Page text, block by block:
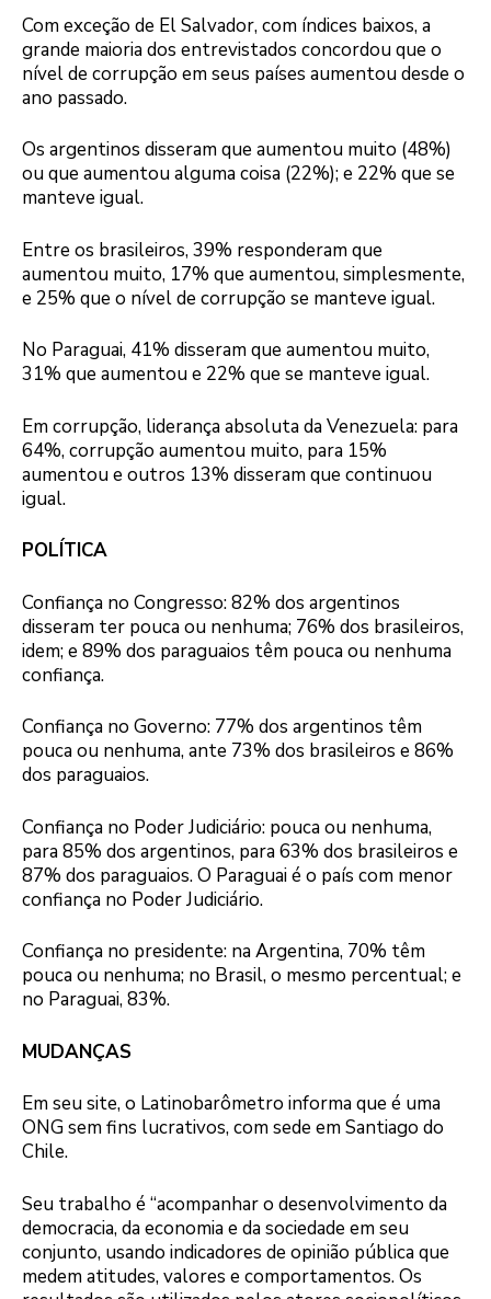
Com exceção de El Salvador, com índices baixos, a
grande maioria dos entrevistados concordou que o
nível de corrupção em seus países aumentou desde o
ano passado.
Os argentinos disseram que aumentou muito (48%)
ou que aumentou alguma coisa (22%); e 22% que se
manteve igual.
Entre os brasileiros, 39% responderam que
aumentou muito, 17% que aumentou, simplesmente,
e 25% que o nível de corrupção se manteve igual.
No Paraguai, 41% disseram que aumentou muito,
31% que aumentou e 22% que se manteve igual.
Em corrupção, liderança absoluta da Venezuela: para
64%, corrupção aumentou muito, para 15%
aumentou e outros 13% disseram que continuou
igual.
POLÍTICA
Confiança no Congresso: 82% dos argentinos
disseram ter pouca ou nenhuma; 76% dos brasileiros,
idem; e 89% dos paraguaios têm pouca ou nenhuma
confiança.
Confiança no Governo: 77% dos argentinos têm
pouca ou nenhuma, ante 73% dos brasileiros e 86%
dos paraguaios.
Confiança no Poder Judiciário: pouca ou nenhuma,
para 85% dos argentinos, para 63% dos brasileiros e
87% dos paraguaios. O Paraguai é o país com menor
confiança no Poder Judiciário.
Confiança no presidente: na Argentina, 70% têm
pouca ou nenhuma; no Brasil, o mesmo percentual; e
no Paraguai, 83%.
MUDANÇAS
Em seu site, o Latinobarômetro informa que é uma
ONG sem fins lucrativos, com sede em Santiago do
Chile.
Seu trabalho é “acompanhar o desenvolvimento da
democracia, da economia e da sociedade em seu
conjunto, usando indicadores de opinião pública que
medem atitudes, valores e comportamentos. Os